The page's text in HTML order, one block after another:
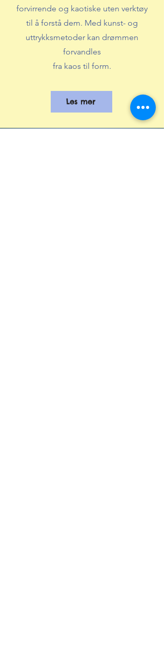
forvirrende og kaotiske uten verktøy
til å forstå dem. Med kunst- og
uttrykksmetoder kan drømmen
forvandles
fra kaos til form.
Les mer